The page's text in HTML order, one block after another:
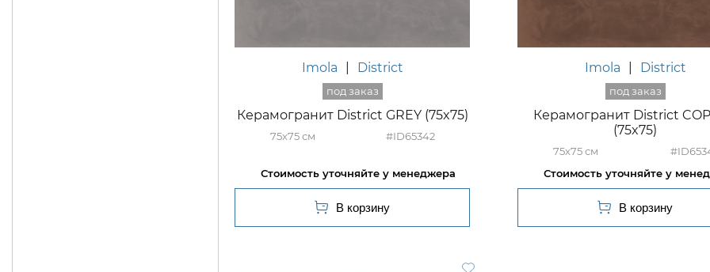
Imola District
Керамогранит District GREY (75x75)
75x75 #ID65342
Imola District
Керамогранит District
(75x75)
75x75